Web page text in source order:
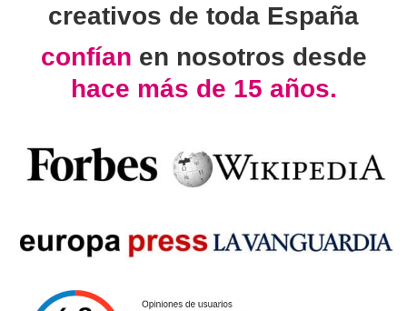
creativos de toda España
confían en nosotros desde
hace más de 15 años.